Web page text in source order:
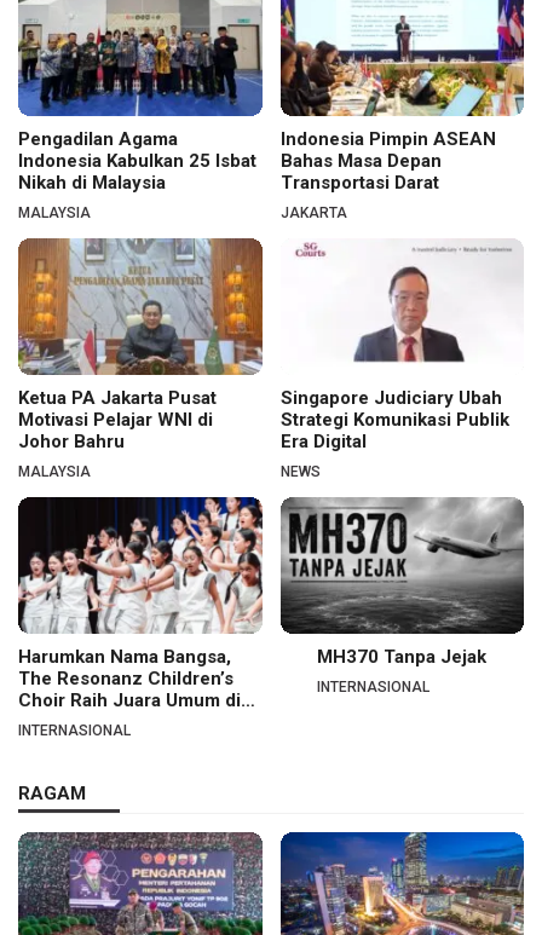
Pengadilan Agama
Indonesia Kabulkan 25 Isbat
Nikah di Malaysia
MALAYSIA
Indonesia Pimpin ASEAN
Bahas Masa Depan
Transportasi Darat
JAKARTA
Ketua PA Jakarta Pusat
Motivasi Pelajar WNI di
Johor Bahru
MALAYSIA
Singapore Judiciary Ubah
Strategi Komunikasi Publik
Era Digital
NEWS
Harumkan Nama Bangsa,
The Resonanz Children’s
Choir Raih Juara Umum di
Hungaria
INTERNASIONAL
MH370 Tanpa Jejak
INTERNASIONAL
RAGAM